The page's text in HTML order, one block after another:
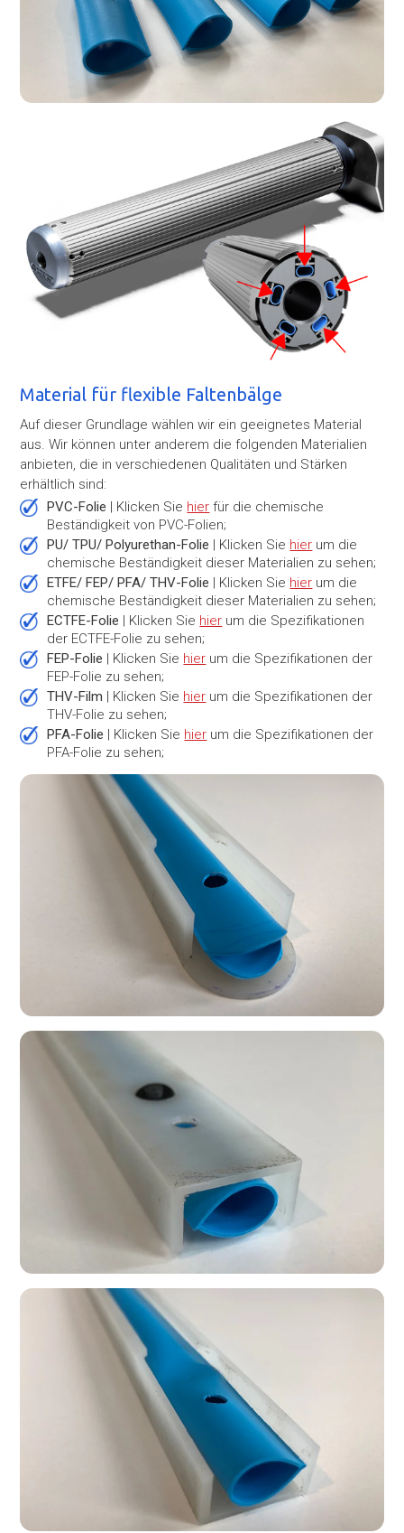
Material für flexible Faltenbälge
Auf dieser Grundlage wählen wir ein geeignetes Material
aus. Wir können unter anderem die folgenden Materialien
anbieten, die in verschiedenen Qualitäten und Stärken
erhältlich sind:
PVC-Folie | Klicken Sie hier für die chemische
Beständigkeit von PVC-Folien;
PU/ TPU/ Polyurethan-Folie | Klicken Sie hier um die
chemische Beständigkeit dieser Materialien zu sehen;
ETFE/ FEP/ PFA/ THV-Folie | Klicken Sie hier um die
chemische Beständigkeit dieser Materialien zu sehen;
ECTFE-Folie | Klicken Sie hier um die Spezifikationen
der ECTFE-Folie zu sehen;
FEP-Folie | Klicken Sie hier um die Spezifikationen der
FEP-Folie zu sehen;
THV-Film | Klicken Sie hier um die Spezifikationen der
THV-Folie zu sehen;
PFA-Folie | Klicken Sie hier um die Spezifikationen der
PFA-Folie zu sehen;